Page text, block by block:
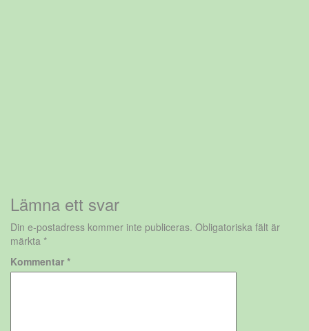
Lämna ett svar
Din e-postadress kommer inte publiceras. Obligatoriska fält är
märkta *
Kommentar *